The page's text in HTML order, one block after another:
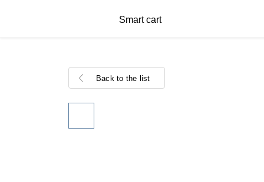
Smart cart
Back to the list